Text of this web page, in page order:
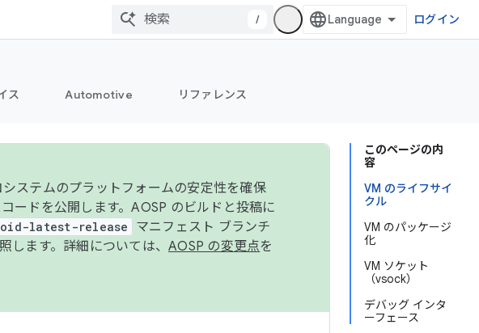
/ ログイン
ス Automotive リファレンス
このページの内
容
VM のライフサイ
クル
VM のパッケージ
化
VM ソケット
（vsock）
デバッグ インタ
ーフェース
ステムのプラットフォームの安定性を確保
ードを公開します。AOSP のビルドと投稿に
latest-release
マニフェスト ブランチ
します。詳細については、 AOSP の変更点を